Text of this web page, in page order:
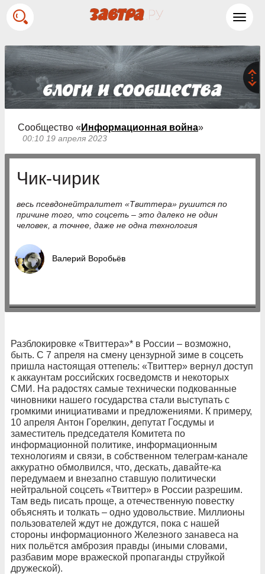
Сообщество « Информационная война»
00:10 19 апреля 2023
Чик-чирик
весь псевдонейтралитет «Твиттера» рушится по
причине того, что соцсеть – это далеко не один
человек, а точнее, даже не одна технология
Валерий Воробьёв
Разблокировке «Твиттера»* в России – возможно,
быть. С 7 апреля на смену цензурной зиме в соцсеть
пришла настоящая оттепель: «Твиттер» вернул доступ
к аккаунтам российских госведомств и некоторых
СМИ. На радостях самые технически подкованные
чиновники нашего государства стали выступать с
громкими инициативами и предложениями. К примеру,
10 апреля Антон Горелкин, депутат Госдумы и
заместитель председателя Комитета по
информационной политике, информационным
технологиям и связи, в собственном телеграм-канале
аккуратно обмолвился, что, дескать, давайте-ка
передумаем и внезапно ставшую политически
нейтральной соцсеть «Твиттер» в России разрешим.
Там ведь писать проще, а отечественную повестку
объяснять и толкать – одно удовольствие. Миллионы
пользователей ждут не дождутся, пока с нашей
стороны информационного Железного занавеса на
них польётся амброзия правды (иными словами,
разбавим море вражеской пропаганды струйкой
дружеской).